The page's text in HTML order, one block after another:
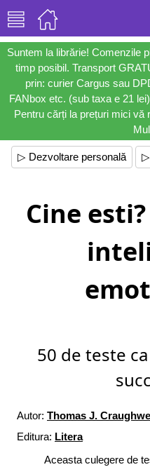
Suntem la librărie! Comenzile
timp posibil. Transport
prin: curier Cargus sau
FANbox etc. (sub taxa e 21
Pentru cărți la prețuri mici vă
▷ Dezvoltare personală ▷
Cine
50 de teste
Autor: Thomas J.
Editura: Litera
Aceasta culegere de